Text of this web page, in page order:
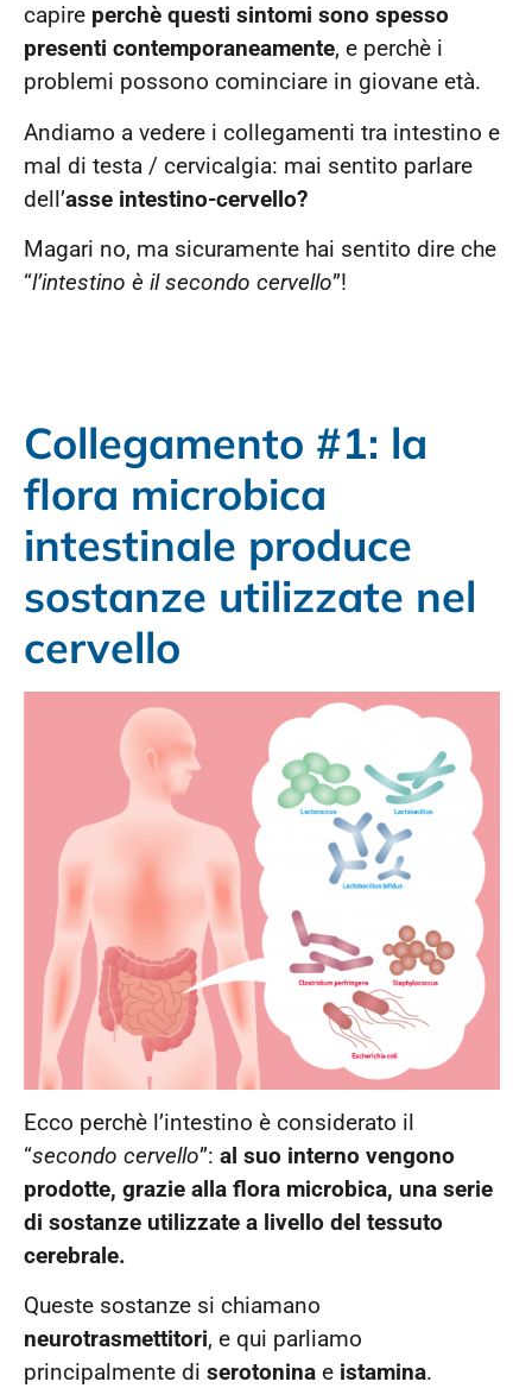
capire perchè questi sintomi sono spesso
presenti contemporaneamente, e perchè i
problemi possono cominciare in giovane età.
Andiamo a vedere i collegamenti tra intestino e
mal di testa / cervicalgia: mai sentito parlare
dell’asse intestino-cervello?
Magari no, ma sicuramente hai sentito dire che
“l’intestino è il secondo cervello”!
Collegamento #1: la
flora microbica
intestinale produce
sostanze utilizzate nel
cervello
Ecco perchè l’intestino è considerato il
“secondo cervello”: al suo interno vengono
prodotte, grazie alla flora microbica, una serie
di sostanze utilizzate a livello del tessuto
cerebrale.
Queste sostanze si chiamano
neurotrasmettitori, e qui parliamo
principalmente di serotonina e istamina.